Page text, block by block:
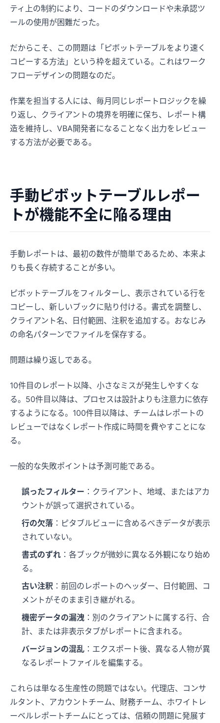
ティ上の制約により、コードのダウンロードや未承認ツ
ールの使用が困難だった。
だからこそ、この問題は「ピボットテーブルをより速く
コピーする方法」という枠を超えている。これはワーク
フローデザインの問題なのだ。
作業を担当する人には、毎月同じレポートロジックを繰
り返し、クライアントの境界を明確に保ち、レポート構
造を維持し、VBA開発者になることなく出力をレビュー
する方法が必要である。
手動ピボットテーブルレポー
トが機能不全に陥る理由
手動レポートは、最初の数件が簡単であるため、本来よ
りも長く存続することが多い。
ピボットテーブルをフィルターし、表示されている行を
コピーし、新しいブックに貼り付ける。書式を調整し、
クライアント名、日付範囲、注釈を追加する。おなじみ
の命名パターンでファイルを保存する。
問題は繰り返しである。
10件目のレポート以降、小さなミスが発生しやすくな
る。50件目以降は、プロセスは設計よりも注意力に依存
するようになる。100件目以降は、チームはレポートの
レビューではなくレポート作成に時間を費やすことにな
る。
一般的な失敗ポイントは予測可能である。
誤ったフィルター ：クライアント、地域、またはアカ
ウントが誤って選択されている。
行の欠落 ：ピタブルビューに含めるべきデータが表示
されていない。
書式のずれ ：各ブックが微妙に異なる外観になり始め
る。
古い注釈 ：前回のレポートのヘッダー、日付範囲、コ
メントがそのまま引き継がれる。
機密データの漏洩 ：別のクライアントに属する行、合
計、または非表示タブがレポートに含まれる。
バージョンの混乱 ：エクスポート後、異なる人物が異
なるレポートファイルを編集する。
これらは単なる生産性の問題ではない。代理店、コンサ
ルタント、アカウントチーム、財務チーム、ホワイトレ
ーベルレポートチームにとっては、信頼の問題に発展す